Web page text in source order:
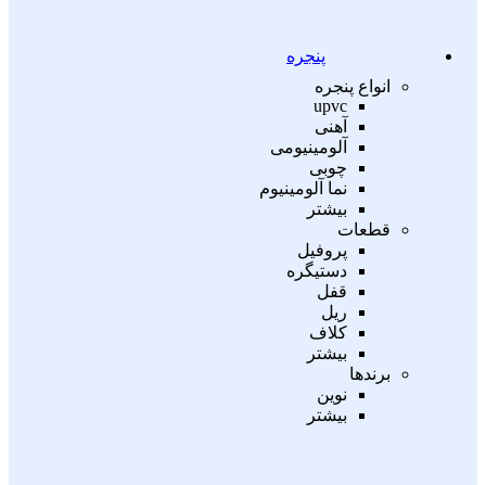
پنجره
انواع پنجره
upvc
آهنی
آلومینیومی
چوبی
نما آلومینیوم
بیشتر
قطعات
پروفیل
دستیگره
قفل
ریل
کلاف
بیشتر
برندها
نوین
بیشتر